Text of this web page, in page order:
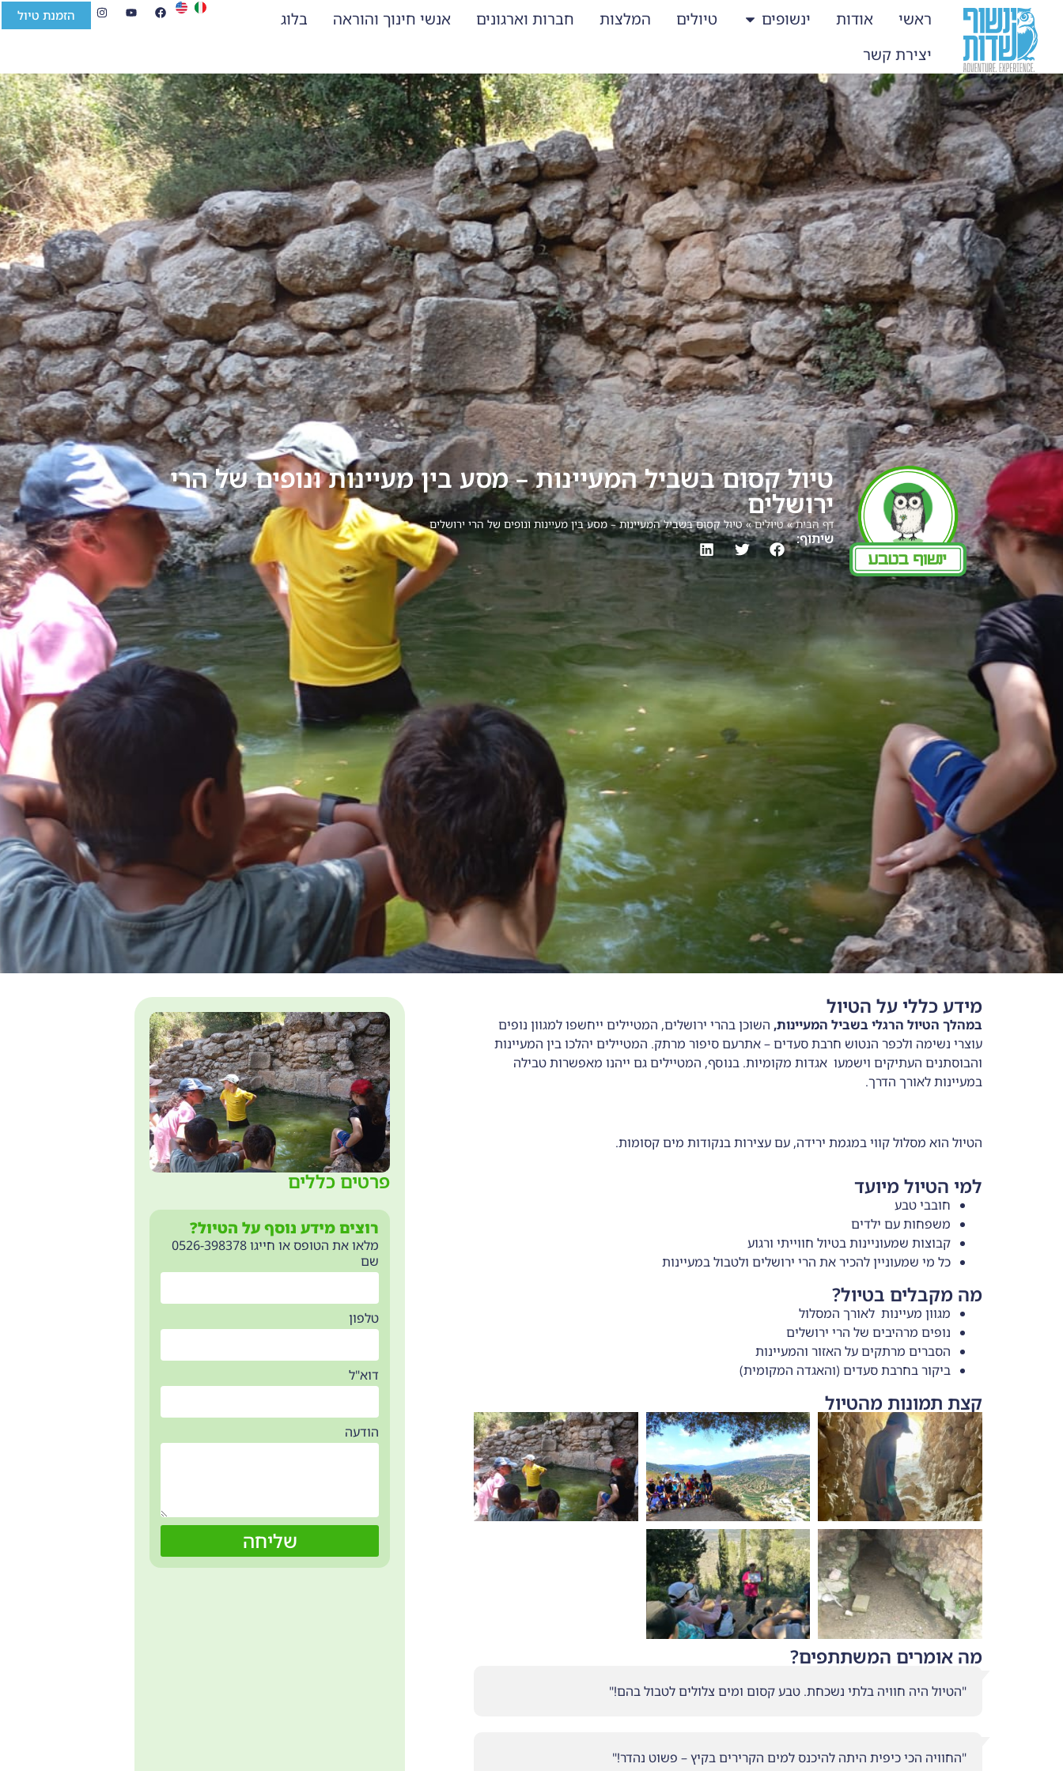
ראשי אודות ינשופים טיולים המלצות חברות וארגונים אנשי חינוך והוראה
בלוג
יצירת קשר
הזמנת טיול
טיול קסום בשביל המעיינות – מסע בין מעיינות ונופים של הרי
ירושלים
דף הבית»טיולים»טיול קסום בשביל המעיינות – מסע בין מעיינות ונופים של הרי ירושלים
שיתוף:
מידע כללי על הטיול
במהלך הטיול הרגלי בשביל המעיינות, השוכן בהרי ירושלים, המטיילים ייחשפו למגוון נופים
עוצרי נשימה ולכפר הנטוש חרבת סעדים – אתרעם סיפור מרתק. המטיילים יהלכו בין המעיינות
והבוסתנים העתיקים וישמעו אגדות מקומיות. בנוסף, המטיילים גם ייהנו מאפשרות טבילה
במעיינות לאורך הדרך.
הטיול הוא מסלול קווי במגמת ירידה, עם עצירות בנקודות מים קסומות.
למי הטיול מיועד
חובבי טבע
משפחות עם ילדים
קבוצות שמעוניינות בטיול חווייתי ורגוע
כל מי שמעוניין להכיר את הרי ירושלים ולטבול במעיינות
מה מקבלים בטיול?
מגוון מעיינות לאורך המסלול
נופים מרהיבים של הרי ירושלים
הסברים מרתקים על האזור והמעיינות
ביקור בחרבת סעדים (והאגדה המקומית)
קצת תמונות מהטיול
מה אומרים המשתתפים?
"הטיול היה חוויה בלתי נשכחת. טבע קסום ומים צלולים לטבול בהם!"
"החוויה הכי כיפית היתה להיכנס למים הקרירים בקיץ – פשוט נהדר!"
פרטים כללים
רוצים מידע נוסף על הטיול?
מלאו את הטופס או חייגו 0526-398378
שם
טלפון
דוא"ל
הודעה
שליחה